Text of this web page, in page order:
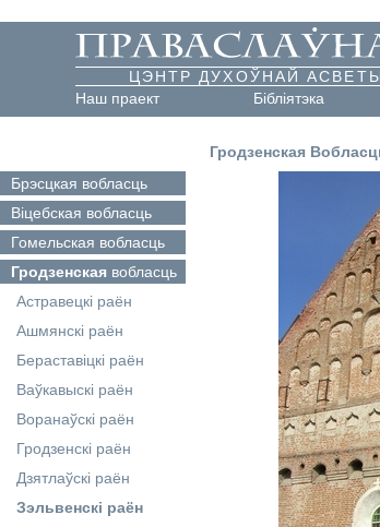
ЦЭНТР ДУХОЎНАЙ
Наш праект
Бібліятэка
Гродзенская
Брэсцкая вобласць
Віцебская вобласць
Гомельская вобласць
Гродзенскаявобласць
Астравецкі раён
Ашмянскі раён
Бераставіцкі раён
Ваўкавыскі раён
Воранаўскі раён
Гродзенскі раён
Дзятлаўскі раён
Зэльвенскі раён